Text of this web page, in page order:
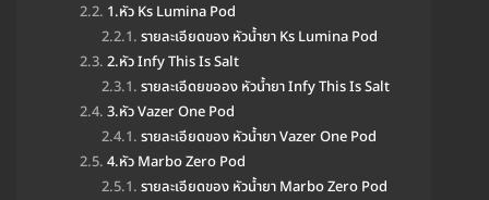
1.หัว Ks Lumina Pod
รายละเอียดของ หัวน้ำยา Ks Lumina Pod
2.หัว Infy This Is Salt
รายละเอีดยขออง หัวน้ำยา Infy This Is Salt
3.หัว Vazer One Pod
รายละเอียดของ หัวน้ำยา Vazer One Pod
4.หัว Marbo Zero Pod
รายละเอียดของ หัวน้ำยา Marbo Zero Pod